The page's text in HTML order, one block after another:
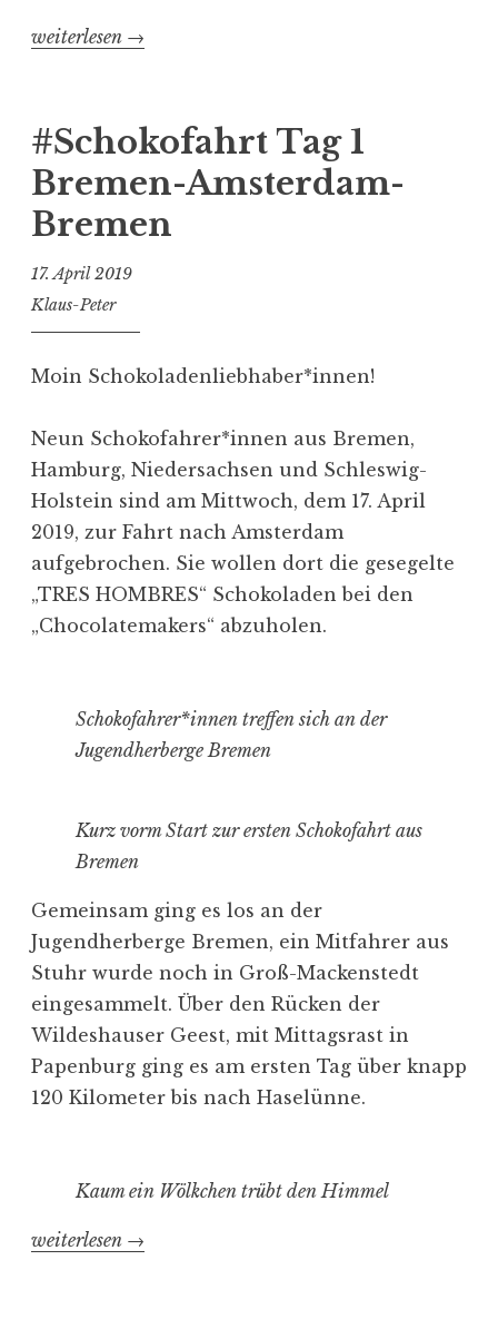
„#Schokofahrt
Bremen-
Amsterdam-
Bremen“
weiterlesen →
#Schokofahrt Tag 1
Bremen-Amsterdam-
Bremen
17. April 2019
Klaus-Peter
Moin Schokoladenliebhaber*innen!
Neun Schokofahrer*innen aus Bremen,
Hamburg, Niedersachsen und Schleswig-
Holstein sind am Mittwoch, dem 17. April
2019, zur Fahrt nach Amsterdam
aufgebrochen. Sie wollen dort die gesegelte
„TRES HOMBRES“ Schokoladen bei den
„Chocolatemakers“ abzuholen.
Schokofahrer*innen treffen sich an der
Jugendherberge Bremen
Kurz vorm Start zur ersten Schokofahrt aus
Bremen
Gemeinsam ging es los an der
Jugendherberge Bremen, ein Mitfahrer aus
Stuhr wurde noch in Groß-Mackenstedt
eingesammelt. Über den Rücken der
Wildeshauser Geest, mit Mittagsrast in
Papenburg ging es am ersten Tag über knapp
120 Kilometer bis nach Haselünne.
Kaum ein Wölkchen trübt den Himmel
„#Schokofahrt
weiterlesen →